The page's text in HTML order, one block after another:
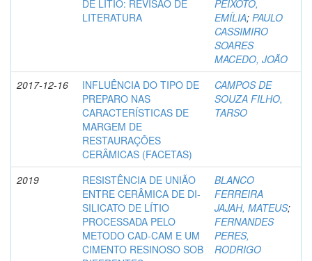
DE LÍTIO: REVISÃO DE
LITERATURA
PEIXOTO,
EMÍLIA; PAULO
CASSIMIRO
SOARES
MACEDO, JOÃO
2017-12-16
INFLUÊNCIA DO TIPO DE
PREPARO NAS
CARACTERÍSTICAS DE
MARGEM DE
RESTAURAÇÕES
CERÂMICAS (FACETAS)
CAMPOS DE
SOUZA FILHO,
TARSO
2019
RESISTÊNCIA DE UNIÃO
ENTRE CERÂMICA DE DI-
SILICATO DE LÍTIO
PROCESSADA PELO
METODO CAD-CAM E UM
CIMENTO RESINOSO SOB
BLANCO
FERREIRA
JAJAH, MATEUS;
FERNANDES
PERES,
RODRIGO